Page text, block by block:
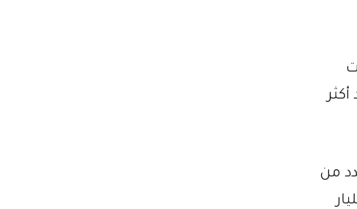
من
بشهر يونيو الماضي. وبشكل جماعي فيما بينهم حوالي 1.6 مليار